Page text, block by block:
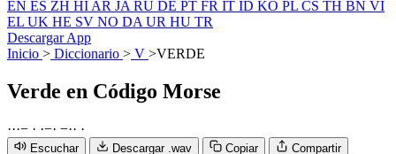
EN ES ZH HI AR JA RU DE PT FR IT ID KO PL CS TH BN VI
EL UK HE SV NO DA UR HU TR
Descargar App
Inicio > Diccionario > V >VERDE
Verde en Código Morse
···− · ·−· −·· ·
Escuchar Descargar .wav Copiar Compartir